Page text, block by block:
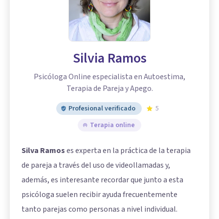
Silvia Ramos
Psicóloga Online especialista en Autoestima,
Terapia de Pareja y Apego.
Profesional verificado
5
Terapia online
Silva Ramoses experta en la práctica de la terapia
de pareja a través del uso de videollamadas y,
además, es interesante recordar que junto a esta
psicóloga suelen recibir ayuda frecuentemente
tanto parejas como personas a nivel individual.